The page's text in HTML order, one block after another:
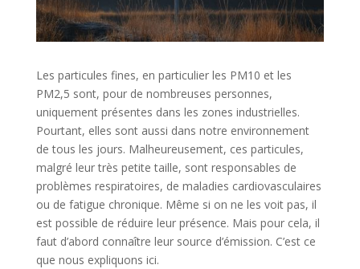
Les particules fines, en particulier les PM10 et les
PM2,5 sont, pour de nombreuses personnes,
uniquement présentes dans les zones industrielles.
Pourtant, elles sont aussi dans notre environnement
de tous les jours. Malheureusement, ces particules,
malgré leur très petite taille, sont responsables de
problèmes respiratoires, de maladies cardiovasculaires
ou de fatigue chronique. Même si on ne les voit pas, il
est possible de réduire leur présence. Mais pour cela, il
faut d’abord connaître leur source d’émission. C’est ce
que nous expliquons ici.